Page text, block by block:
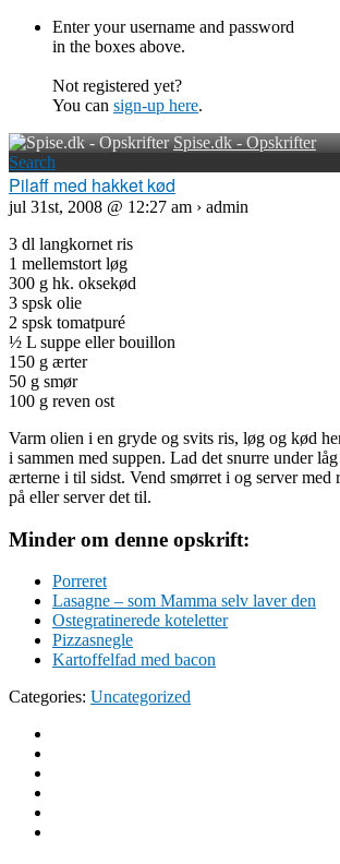
Enter your username and password
in the boxes above.
Not registered yet?
You can sign-up here.
Spise.dk - Opskrifter
Search
Pilaff med hakket kød
jul 31st, 2008 @ 12:27 am › admin
3 dl langkornet ris
1 mellemstort løg
300 g hk. oksekød
3 spsk olie
2 spsk tomatpuré
½ L suppe eller bouillon
150 g ærter
50 g smør
100 g reven ost
Varm olien i en gryde og svits ris, løg og kød
i sammen med suppen. Lad det snurre under
ærterne i til sidst. Vend smørret i og server med
på eller server det til.
Minder om denne opskrift:
Porreret
Lasagne – som Mamma selv laver den
Ostegratinerede koteletter
Pizzasnegle
Kartoffelfad med bacon
Categories: Uncategorized